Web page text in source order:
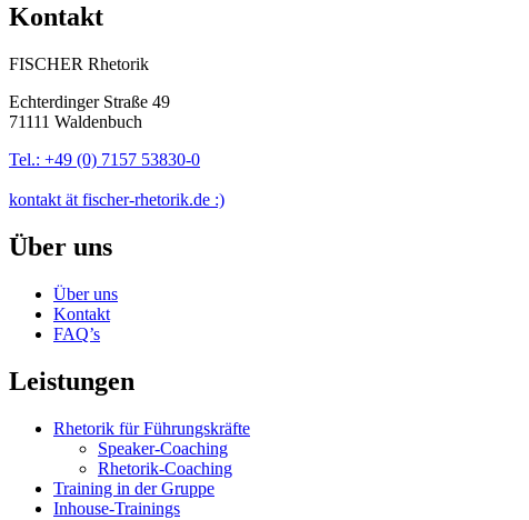
Kontakt
FISCHER Rhetorik
Echterdinger Straße 49
71111 Waldenbuch
Tel.: +49 (0) 7157 53830-0
kontakt ät fischer-rhetorik.de :)
Über uns
Über uns
Kontakt
FAQ’s
Leistungen
Rhetorik für Führungskräfte
Speaker-Coaching
Rhetorik-Coaching
Training in der Gruppe
Inhouse-Trainings